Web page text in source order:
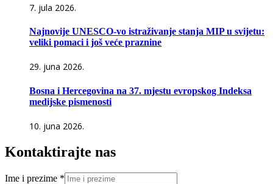
7. jula 2026.
Najnovije UNESCO-vo istraživanje stanja MIP u svijetu:
veliki pomaci i još veće praznine
29. juna 2026.
Bosna i Hercegovina na 37. mjestu evropskog Indeksa
medijske pismenosti
10. juna 2026.
Kontaktirajte nas
Ime i prezime *